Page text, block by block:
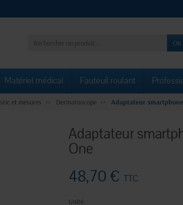
OK
Matériel médical Fauteuil roulant
et mesures Dermatoscope Adaptateur
Adaptateur
One
48,70 €TTC
Unité.